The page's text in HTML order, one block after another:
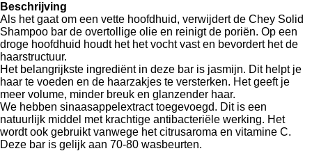
Beschrijving
Als het gaat om een vette hoofdhuid, verwijdert de Chey Solid
Shampoo bar de overtollige olie en reinigt de poriën. Op een
droge hoofdhuid houdt het het vocht vast en bevordert het de
haarstructuur.
Het belangrijkste ingrediënt in deze bar is jasmijn. Dit helpt je
haar te voeden en de haarzakjes te versterken. Het geeft je
meer volume, minder breuk en glanzender haar.
We hebben sinaasappelextract toegevoegd. Dit is een
natuurlijk middel met krachtige antibacteriële werking. Het
wordt ook gebruikt vanwege het citrusaroma en vitamine C.
Deze bar is gelijk aan 70-80 wasbeurten.